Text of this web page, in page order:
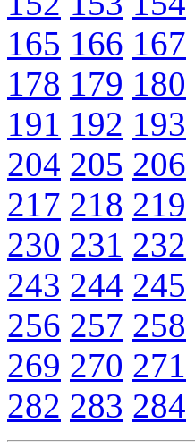
165 166 167
178 179 180
191 192 193
204 205 206
217 218 219
230 231 232
243 244 245
256 257 258
269 270 271
282 283 284